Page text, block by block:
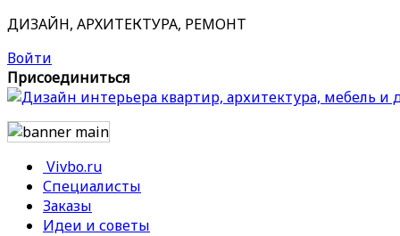
ДИЗАЙН, АРХИТЕКТУРА, РЕМОНТ
Войти
Присоединиться
Vivbo.ru
Специалисты
Заказы
Идеи и советы